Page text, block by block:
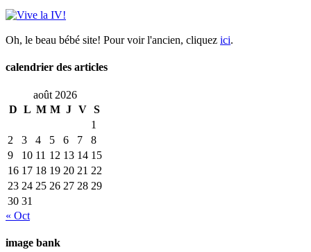
Oh, le beau bébé site! Pour voir l'ancien, cliquez ici.
calendrier des articles
août 2026
D L M M J V S
1
2
3 4 5 6 7
8
9
10 11 12 13 14 15
16 17 18 19 20 21 22
23 24 25 26 27 28 29
30 31
« Oct
image bank